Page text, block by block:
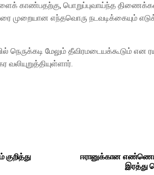
காண்பதற்கு, பொறுப்புவாய்ந்த
முறையான எந்தவொரு நடவடிக்கையும்
மேலும் தீவிரமடையக்கூடும் என
ஈரானுக்கான
இரத்து